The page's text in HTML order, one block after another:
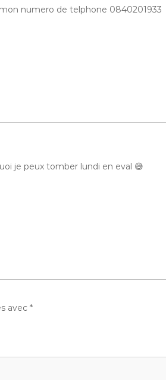
numero de telphone 0840201933
je peux tomber lundi en eval 😅
avec *